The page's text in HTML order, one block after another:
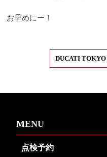
お早めにー！
DUCATI
MENU
点検予約